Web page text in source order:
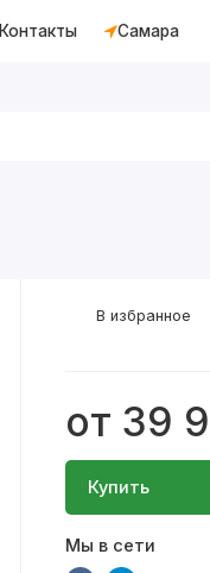
Контакты Самара
от 39
Купить
Мы в сети
В избранное